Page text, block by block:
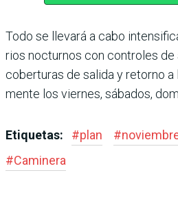
Todo se llevará a cabo
rios nocturnos con con­troles de
coberturas de salida y retorno
mente los viernes, sábados,
Etiquetas: #plan #
#Caminera